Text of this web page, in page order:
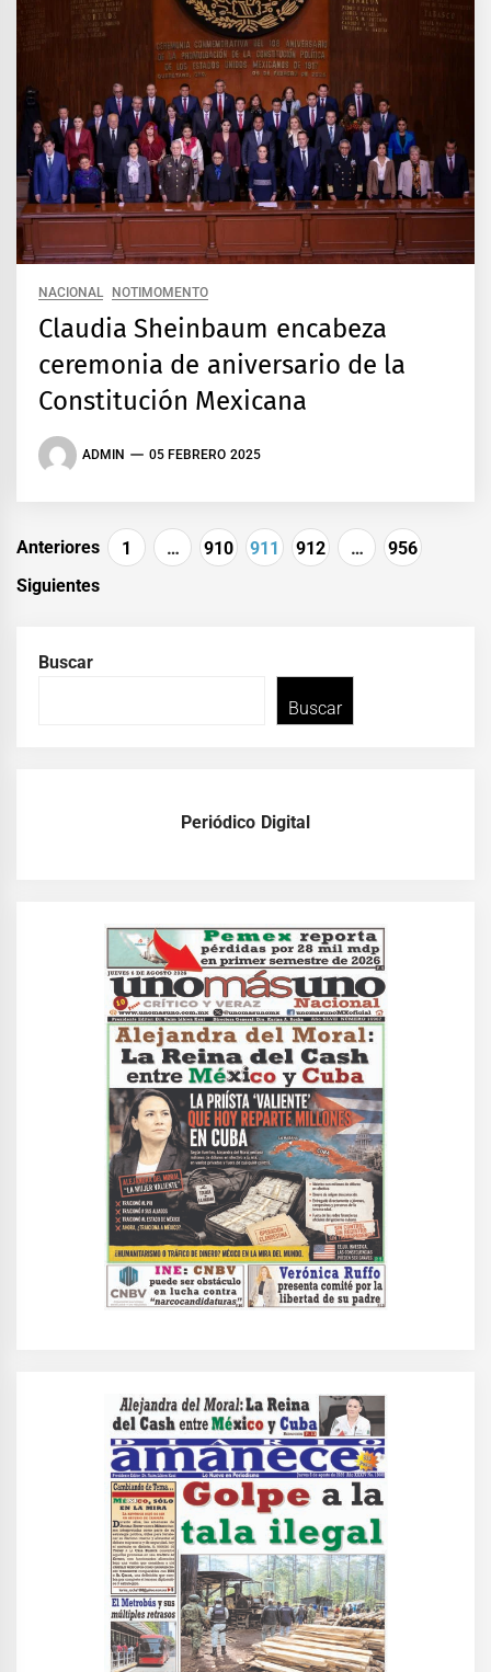
NACIONAL NOTIMOMENTO
Claudia Sheinbaum encabeza
ceremonia de aniversario de la
Constitución Mexicana
ADMIN 05 FEBRERO 2025
Paginación
de
Anteriores 1 … 910 911 912 …
956
Siguientes
Buscar
Buscar
Periódico Digital